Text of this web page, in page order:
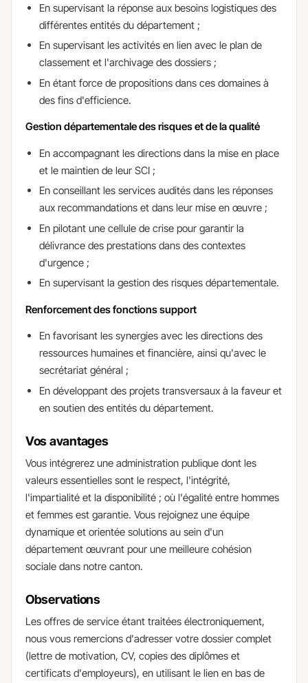
En supervisant la réponse aux besoins logistiques des
différentes entités du département ;
En supervisant les activités en lien avec le plan de
classement et l'archivage des dossiers ;
En étant force de propositions dans ces domaines à
des fins d'efficience.
Gestion départementale des risques et de la qualité
En accompagnant les directions dans la mise en place
et le maintien de leur SCI ;
En conseillant les services audités dans les réponses
aux recommandations et dans leur mise en œuvre ;
En pilotant une cellule de crise pour garantir la
délivrance des prestations dans des contextes
d'urgence ;
En supervisant la gestion des risques départementale.
Renforcement des fonctions support
En favorisant les synergies avec les directions des
ressources humaines et financière, ainsi qu'avec le
secrétariat général ;
En développant des projets transversaux à la faveur et
en soutien des entités du département.
Vos avantages
Vous intégrerez une administration publique dont les
valeurs essentielles sont le respect, l'intégrité,
l'impartialité et la disponibilité ; où l'égalité entre hommes
et femmes est garantie. Vous rejoignez une équipe
dynamique et orientée solutions au sein d'un
département œuvrant pour une meilleure cohésion
sociale dans notre canton.
Observations
Les offres de service étant traitées électroniquement,
nous vous remercions d'adresser votre dossier complet
(lettre de motivation, CV, copies des diplômes et
certificats d'employeurs), en utilisant le lien en bas de